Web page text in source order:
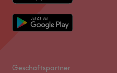
Geschäftspartner